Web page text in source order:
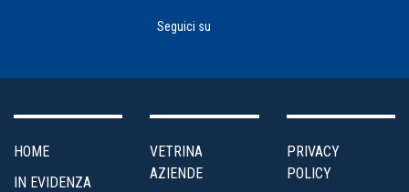
Seguici su
HOME
IN EVIDENZA
VETRINA
AZIENDE
PRIVACY
POLICY